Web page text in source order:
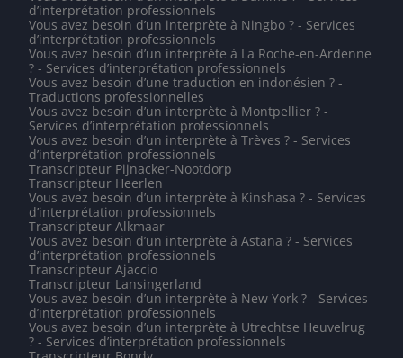
d’interprétation professionnels
Vous avez besoin d’un interprète à Ningbo ? - Services
d’interprétation professionnels
Vous avez besoin d’un interprète à La Roche-en-Ardenne
? - Services d’interprétation professionnels
Vous avez besoin d’une traduction en indonésien ? -
Traductions professionnelles
Vous avez besoin d’un interprète à Montpellier ? -
Services d’interprétation professionnels
Vous avez besoin d’un interprète à Trèves ? - Services
d’interprétation professionnels
Transcripteur Pijnacker-Nootdorp
Transcripteur Heerlen
Vous avez besoin d’un interprète à Kinshasa ? - Services
d’interprétation professionnels
Transcripteur Alkmaar
Vous avez besoin d’un interprète à Astana ? - Services
d’interprétation professionnels
Transcripteur Ajaccio
Transcripteur Lansingerland
Vous avez besoin d’un interprète à New York ? - Services
d’interprétation professionnels
Vous avez besoin d’un interprète à Utrechtse Heuvelrug
? - Services d’interprétation professionnels